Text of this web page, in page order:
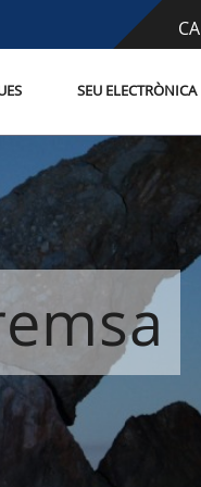
CA
ES
SEU ELECTRÒNICA